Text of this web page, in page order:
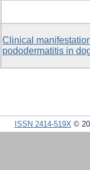
Clinical
pododermatitis in
ISSN 2414-519X©